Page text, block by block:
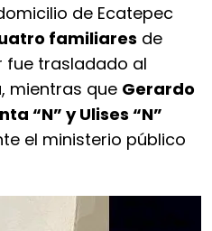
de Ecatepec
familiares de
fue trasladado al
, mientras que Gerardo
“N” y Ulises “N”
el ministerio público